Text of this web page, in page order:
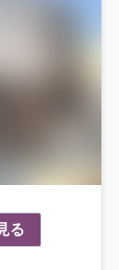
る